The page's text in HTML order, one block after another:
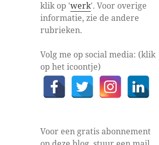
klik op 'werk'. Voor overige
informatie, zie de andere
rubrieken.
Volg me op social media: (klik
op het icoontje)
Voor een gratis abonnement